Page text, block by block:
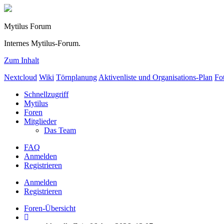
Mytilus Forum
Internes Mytilus-Forum.
Zum Inhalt
Nextcloud Wiki Törnplanung Aktivenliste und Organisations-Plan
Schnellzugriff
Mytilus
Foren
Mitglieder
Das Team
FAQ
Anmelden
Registrieren
Anmelden
Registrieren
Foren-Übersicht